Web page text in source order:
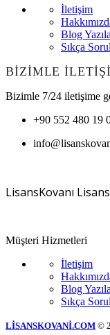
İletişim
Blog
Sıkça
BİZİMLE
Bizimle 7/24 iletişime
+90 552 480 19
LisansKovanı
Müşteri Hizmetleri
İletişim
Blog
Sıkça
LİSANSKOVANİ.COM ©